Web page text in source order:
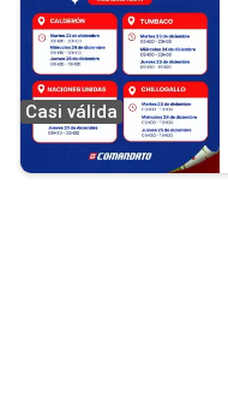
Casi válida